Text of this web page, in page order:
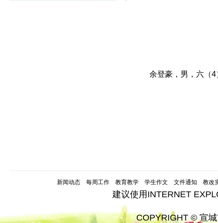
余登豪，男，六（
新闻动态 每周工作 教育教学 学生作文 文件通知 教改
建议使用INTERNET
COPYRIGHT © 宣